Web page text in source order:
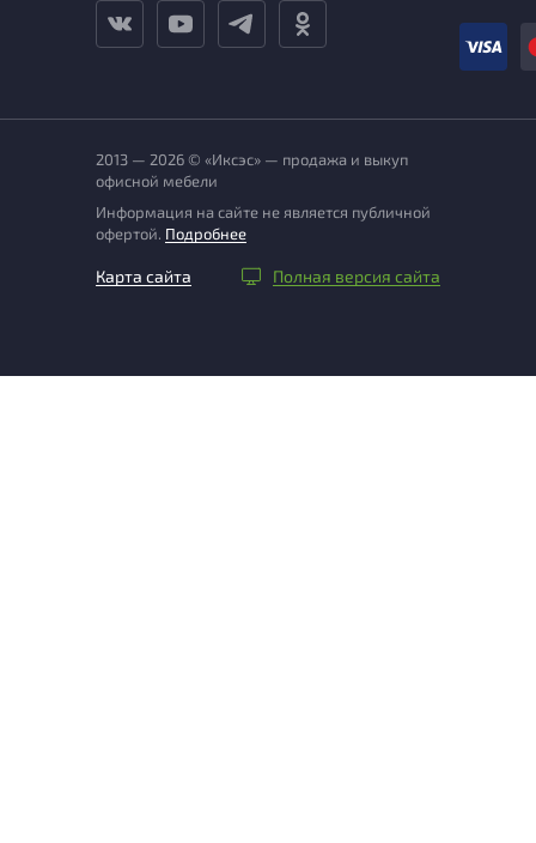
2013 — 2026 © «Иксэс» — продажа и выкуп
офисной мебели
Информация на сайте не является публичной
офертой. Подробнее
Карта сайта Полная версия сайта